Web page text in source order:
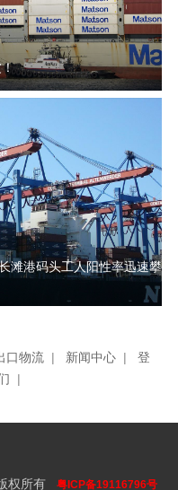
滩港码头工人阳性率迅速攀
口物流 | 新闻中心 |
登
|
权所有 粤ICP备19116796号